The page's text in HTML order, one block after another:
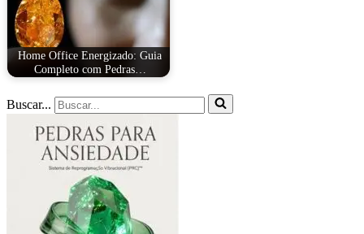
Home Office Energizado: Guia
Completo com Pedras…
Buscar...